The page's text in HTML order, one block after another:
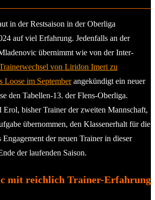
in der Restsaison in der Oberliga
auf viel Erfahrung. Jedenfalls an der
übernimmt wie von der Inter-
von Liridon Imeri zu
Loose im Septemberangekündigt ein neuer
den Tabellen-13. der Flens-Oberliga.
Erol, bisher Trainer der zweiten Mannschaft,
übernommen, den Klassenerhalt für die
der neuen Trainer in dieser
der laufenden Saison.
mit reichlich Trainer-Erfahrung